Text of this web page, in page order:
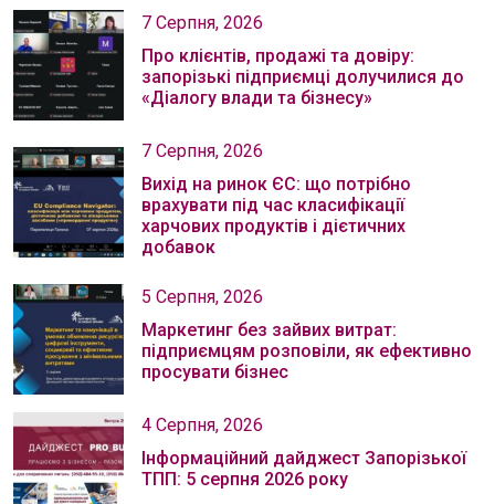
7 Серпня, 2026
Про клієнтів, продажі та довіру:
запорізькі підприємці долучилися до
«Діалогу влади та бізнесу»
7 Серпня, 2026
Вихід на ринок ЄС: що потрібно
врахувати під час класифікації
харчових продуктів і дієтичних
добавок
5 Серпня, 2026
Маркетинг без зайвих витрат:
підприємцям розповіли, як ефективно
просувати бізнес
4 Серпня, 2026
Інформаційний дайджест Запорізької
ТПП: 5 серпня 2026 року